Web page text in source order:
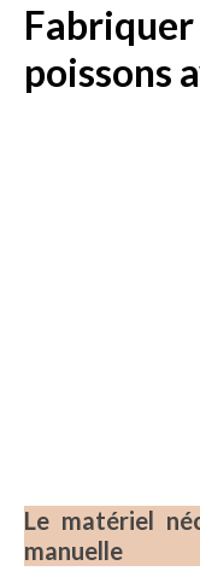
poissons
Le matériel
manuelle